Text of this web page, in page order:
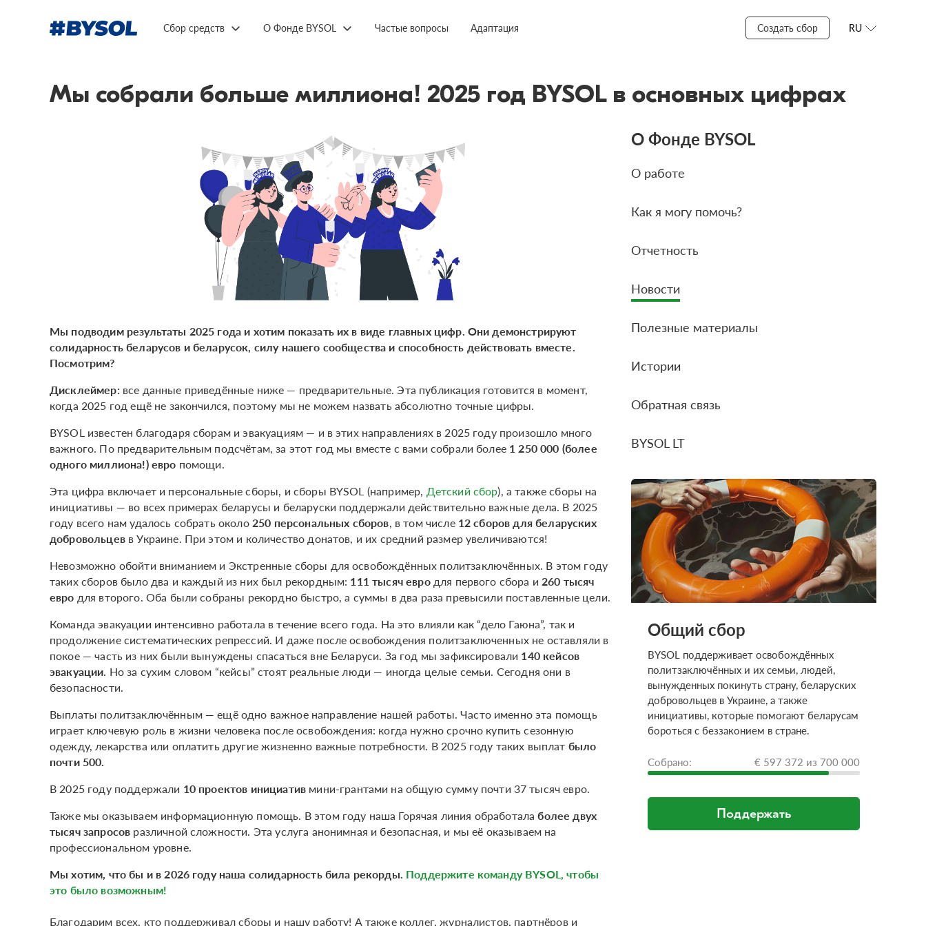
Сбор средств О Фонде BYSOL Частые вопросы Адаптация Создать сбор RU
Мы собрали больше миллиона! 2025 год BYSOL в основных цифрах
Мы подводим результаты 2025 года и хотим показать их в виде главных цифр. Они демонстрируют
солидарность беларусов и беларусок, силу нашего сообщества и способность действовать вместе.
Посмотрим?
Дисклеймер: все данные приведённые ниже — предварительные. Эта публикация готовится в момент,
когда 2025 год ещё не закончился, поэтому мы не можем назвать абсолютно точные цифры.
BYSOL известен благодаря сборам и эвакуациям — и в этих направлениях в 2025 году произошло много
важного. По предварительным подсчётам, за этот год мы вместе с вами собрали более 1 250 000 (более
одного миллиона!) евро помощи.
Эта цифра включает и персональные сборы, и сборы BYSOL (например, Детский сбор), а также сборы на
инициативы — во всех примерах беларусы и беларуски поддержали действительно важные дела. В 2025
году всего нам удалось собрать около 250 персональных сборов, в том числе 12 сборов для беларуских
добровольцевв Украине. При этом и количество донатов, и их средний размер увеличиваются!
Невозможно обойти вниманием и Экстренные сборы для освобождённых политзаключённых. В этом году
таких сборов было два и каждый из них был рекордным: 111 тысяч евродля первого сбора и 260 тысяч
евро для второго. Оба были собраны рекордно быстро, а суммы в два раза превысили поставленные цели.
Команда эвакуации интенсивно работала в течение всего года. На это влияли как “дело Гаюна”, так и
продолжение систематических репрессий. И даже после освобождения политзаключенных не оставляли в
покое — часть из них были вынуждены спасаться вне Беларуси. За год мы зафиксировали 140 кейсов
эвакуации. Но за сухим словом “кейсы” стоят реальные люди — иногда целые семьи. Сегодня они в
безопасности.
Выплаты политзаключённым — ещё одно важное направление нашей работы. Часто именно эта помощь
играет ключевую роль в жизни человека после освобождения: когда нужно срочно купить сезонную
одежду, лекарства или оплатить другие жизненно важные потребности. В 2025 году таких выплат было
почти 500.
В 2025 году поддержали 10 проектов инициатив мини-грантами на общую сумму почти 37 тысяч евро.
Также мы оказываем информационную помощь. В этом году наша Горячая линия обработалаболее двух
тысяч запросов различной сложности. Эта услуга анонимная и безопасная, и мы её оказываем на
профессиональном уровне.
Мы хотим, что бы и в 2026 году наша солидарность била рекорды. Поддержите команду BYSOL, чтобы
это было возможным!
Благодарим всех, кто поддерживал сборы и нашу работу! А также коллег, журналистов, партнёров и
О Фонде BYSOL
О работе
Как я могу помочь?
Отчетность
Новости
Полезные материалы
Истории
Обратная связь
BYSOL LT
Общий сбор
BYSOL поддерживает освобождённых
политзаключённых и их семьи, людей,
вынужденных покинуть страну, беларуских
добровольцев в Украине, а также
инициативы, которые помогают беларусам
бороться с беззаконием в стране.
Собрано: € 597 372 из 700 000
Поддержать